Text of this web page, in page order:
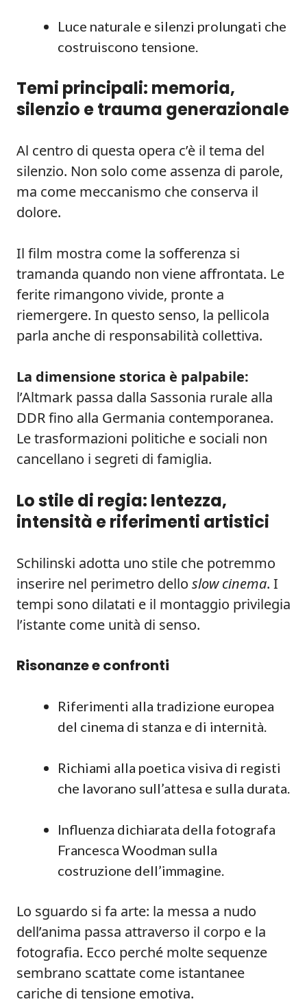
Luce naturale e silenzi prolungati che
costruiscono tensione.
Temi principali: memoria,
silenzio e trauma generazionale
Al centro di questa opera c’è il tema del
silenzio. Non solo come assenza di parole,
ma come meccanismo che conserva il
dolore.
Il film mostra come la sofferenza si
tramanda quando non viene affrontata. Le
ferite rimangono vivide, pronte a
riemergere. In questo senso, la pellicola
parla anche di responsabilità collettiva.
La dimensione storica è palpabile:
l’Altmark passa dalla Sassonia rurale alla
DDR fino alla Germania contemporanea.
Le trasformazioni politiche e sociali non
cancellano i segreti di famiglia.
Lo stile di regia: lentezza,
intensità e riferimenti artistici
Schilinski adotta uno stile che potremmo
inserire nel perimetro dello slow cinema. I
tempi sono dilatati e il montaggio privilegia
l’istante come unità di senso.
Risonanze e confronti
Riferimenti alla tradizione europea
del cinema di stanza e di internità.
Richiami alla poetica visiva di registi
che lavorano sull’attesa e sulla durata.
Influenza dichiarata della fotografa
Francesca Woodman sulla
costruzione dell’immagine.
Lo sguardo si fa arte: la messa a nudo
dell’anima passa attraverso il corpo e la
fotografia. Ecco perché molte sequenze
sembrano scattate come istantanee
cariche di tensione emotiva.